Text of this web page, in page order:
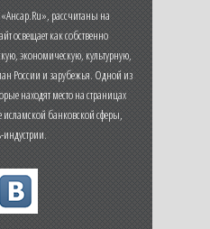
рассчитаны на
освещает как собственно
экономическую, культурную,
России и зарубежья. Одной из
находят место на страницах
исламской банковской сферы,